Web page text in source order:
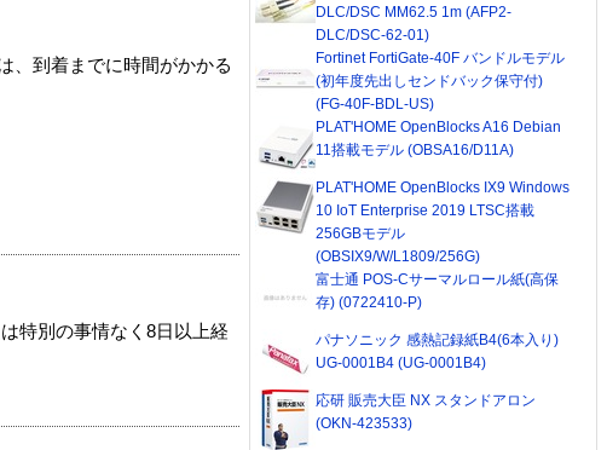
、到着までに時間がかかる
特別の事情なく8日以上経
DLC/DSC MM62.5 1m (AFP2-
DLC/DSC-62-01)
Fortinet FortiGate-40F バンドルモデル
(初年度先出しセンドバック保守付)
(FG-40F-BDL-US)
PLAT'HOME OpenBlocks A16 Debian
11搭載モデル (OBSA16/D11A)
PLAT'HOME OpenBlocks IX9 Windows
10 IoT Enterprise 2019 LTSC搭載
256GBモデル
(OBSIX9/W/L1809/256G)
富士通 POS-Cサーマルロール紙(高保
存) (0722410-P)
パナソニック 感熱記録紙B4(6本入り)
UG-0001B4 (UG-0001B4)
応研 販売大臣 NX スタンドアロン
(OKN-423533)